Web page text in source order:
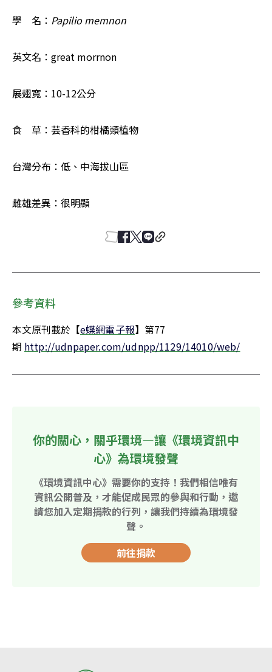
學　名： Papilio memnon
英文名：great morrnon
展翅寬：10-12公分
食　草：芸香科的柑橘類植物
台灣分布：低、中海拔山區
雌雄差異：很明顯
參考資料
本文原刊載於【e蝶網電子報】第77
期 http://udnpaper.com/udnpp/1129/14010/web/
你的關心，關乎環境—讓《環境資訊中
心》為環境發聲
《環境資訊中心》需要你的支持！我們相信唯有
資訊公開普及，才能促成民眾的參與和行動，邀
請您加入定期捐款的行列，讓我們持續為環境發
聲。
前往捐款